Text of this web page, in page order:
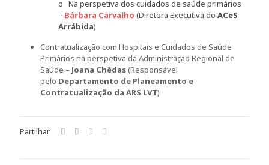
o Na perspetiva dos cuidados de saúde primários
– Bárbara Carvalho (Diretora Executiva do ACeS
Arrábida)
Contratualização com Hospitais e Cuidados de Saúde
Primários na perspetiva da Administração Regional de
Saúde – Joana Chêdas(Responsável
pelo Departamento de Planeamento e
Contratualização da ARS LVT)
Partilhar